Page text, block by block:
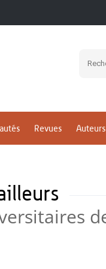
Revues Auteurs